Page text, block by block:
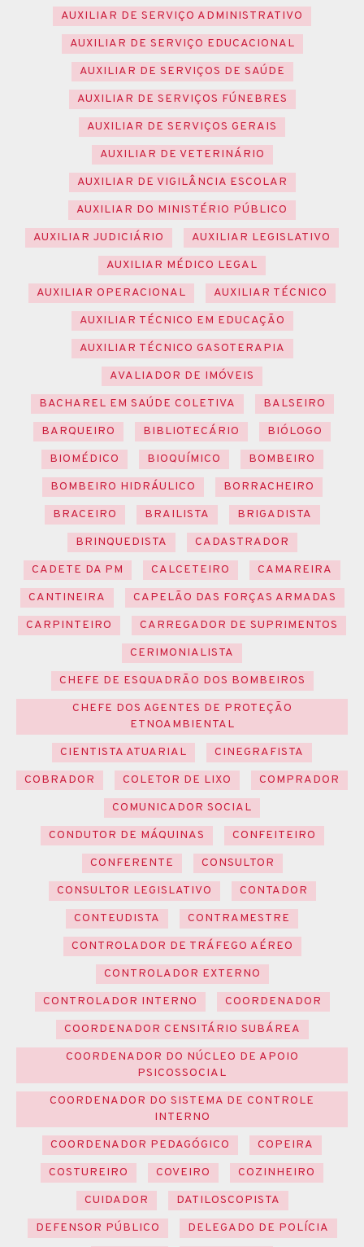
AUXILIAR DE SERVIÇO ADMINISTRATIVO
AUXILIAR DE SERVIÇO EDUCACIONAL
AUXILIAR DE SERVIÇOS DE SAÚDE
AUXILIAR DE SERVIÇOS FÚNEBRES
AUXILIAR DE SERVIÇOS GERAIS
AUXILIAR DE VETERINÁRIO
AUXILIAR DE VIGILÂNCIA ESCOLAR
AUXILIAR DO MINISTÉRIO PÚBLICO
AUXILIAR JUDICIÁRIO
AUXILIAR LEGISLATIVO
AUXILIAR MÉDICO LEGAL
AUXILIAR OPERACIONAL
AUXILIAR TÉCNICO
AUXILIAR TÉCNICO EM EDUCAÇÃO
AUXILIAR TÉCNICO GASOTERAPIA
AVALIADOR DE IMÓVEIS
BACHAREL EM SAÚDE COLETIVA
BALSEIRO
BARQUEIRO
BIBLIOTECÁRIO
BIÓLOGO
BIOMÉDICO
BIOQUÍMICO
BOMBEIRO
BOMBEIRO HIDRÁULICO
BORRACHEIRO
BRACEIRO
BRAILISTA
BRIGADISTA
BRINQUEDISTA
CADASTRADOR
CADETE DA PM
CALCETEIRO
CAMAREIRA
CANTINEIRA
CAPELÃO DAS FORÇAS ARMADAS
CARPINTEIRO
CARREGADOR DE SUPRIMENTOS
CERIMONIALISTA
CHEFE DE ESQUADRÃO DOS BOMBEIROS
CHEFE DOS AGENTES DE PROTEÇÃO
ETNOAMBIENTAL
CIENTISTA ATUARIAL
CINEGRAFISTA
COBRADOR
COLETOR DE LIXO
COMPRADOR
COMUNICADOR SOCIAL
CONDUTOR DE MÁQUINAS
CONFEITEIRO
CONFERENTE
CONSULTOR
CONSULTOR LEGISLATIVO
CONTADOR
CONTEUDISTA
CONTRAMESTRE
CONTROLADOR DE TRÁFEGO AÉREO
CONTROLADOR EXTERNO
CONTROLADOR INTERNO
COORDENADOR
COORDENADOR CENSITÁRIO SUBÁREA
COORDENADOR DO NÚCLEO DE APOIO
PSICOSSOCIAL
COORDENADOR DO SISTEMA DE CONTROLE
INTERNO
COORDENADOR PEDAGÓGICO
COPEIRA
COSTUREIRO
COVEIRO
COZINHEIRO
CUIDADOR
DATILOSCOPISTA
DEFENSOR PÚBLICO
DELEGADO DE POLÍCIA